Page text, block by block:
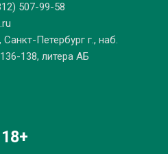
507-99-58
Санкт-Петербург г., наб.
138, литера АБ
18+